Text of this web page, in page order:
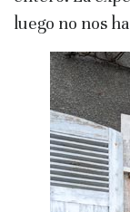
luego no nos